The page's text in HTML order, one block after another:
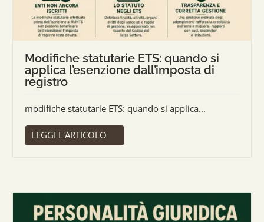
Modifiche statutarie ETS: quando si
applica l’esenzione dall’imposta di
registro
modifiche statutarie ETS: quando si applica...
LEGGI L'ARTICOLO